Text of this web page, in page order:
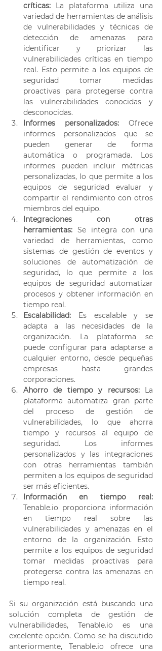
críticas: La plataforma utiliza una
variedad de herramientas de análisis
de vulnerabilidades y técnicas de
detección de amenazas para
identificar y priorizar las
vulnerabilidades críticas en tiempo
real. Esto permite a los equipos de
seguridad tomar medidas
proactivas para protegerse contra
las vulnerabilidades conocidas y
desconocidas.
Informes personalizados: Ofrece
informes personalizados que se
pueden generar de forma
automática o programada. Los
informes pueden incluir métricas
personalizadas, lo que permite a los
equipos de seguridad evaluar y
compartir el rendimiento con otros
miembros del equipo.
Integraciones con otras
herramientas: Se integra con una
variedad de herramientas, como
sistemas de gestión de eventos y
soluciones de automatización de
seguridad, lo que permite a los
equipos de seguridad automatizar
procesos y obtener información en
tiempo real.
Escalabilidad: Es escalable y se
adapta a las necesidades de la
organización. La plataforma se
puede configurar para adaptarse a
cualquier entorno, desde pequeñas
empresas hasta grandes
corporaciones.
Ahorro de tiempo y recursos: La
plataforma automatiza gran parte
del proceso de gestión de
vulnerabilidades, lo que ahorra
tiempo y recursos al equipo de
seguridad. Los informes
personalizados y las integraciones
con otras herramientas también
permiten a los equipos de seguridad
ser más eficientes.
Información en tiempo real:
Tenable.io proporciona información
en tiempo real sobre las
vulnerabilidades y amenazas en el
entorno de la organización. Esto
permite a los equipos de seguridad
tomar medidas proactivas para
protegerse contra las amenazas en
tiempo real.
Si su organización está buscando una
solución completa de gestión de
vulnerabilidades, Tenable.io es una
excelente opción. Como se ha discutido
anteriormente, Tenable.io ofrece una